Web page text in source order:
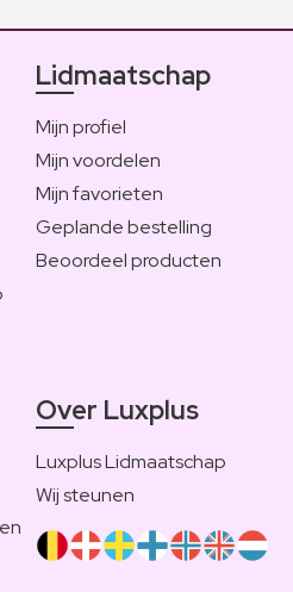
Lidmaatschap
Mijn profiel
Mijn voordelen
Mijn favorieten
Geplande bestelling
Beoordeel producten
Over Luxplus
Luxplus Lidmaatschap
Wij steunen